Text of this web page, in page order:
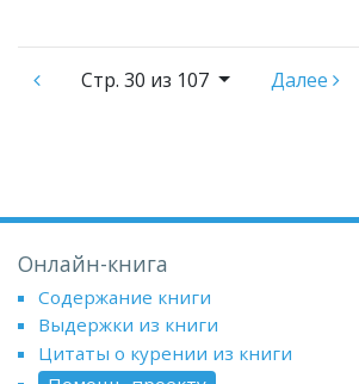
Стр. 30 из 107 Далее
Онлайн-книга
Содержание книги
Выдержки из книги
Цитаты о курении из книги